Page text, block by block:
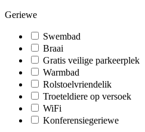
Geriewe
Swembad
Braai
Gratis veilige parkeerplek
Warmbad
Rolstoelvriendelik
Troeteldiere op versoek
WiFi
Konferensiegeriewe